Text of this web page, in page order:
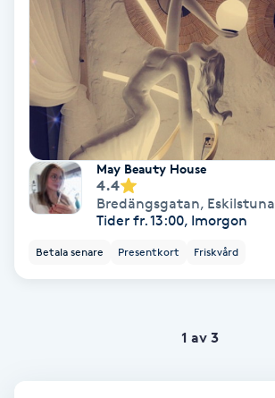
Volymfransar
Yin Yoga
Yoga
May Beauty House
4.4
Bredängsgatan, Eskilstuna
Tider fr. 13:00, Imorgon
Betala senare Presentkort Friskvård
1 av 3